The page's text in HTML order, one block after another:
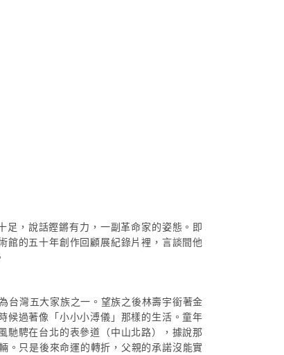
，說話鏗鏘有力，一副革命家的姿態。即
館的五十年創作回顧展紀錄片裡，言談間他
台灣五大家族之一。望族之後林壽宇銜著金
候過著像「小小小溥儀」那樣的生活。童年
馳騁在台北的表參道（中山北路），據說那
。只是後來命運的轉折，父親的承諾沒能實